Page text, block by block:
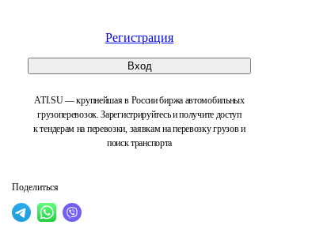
Регистрация
Вход
ATI.SU — крупнейшая в России биржа автомобильных
грузоперевозок. Зарегистрируйтесь и получите доступ
к тендерам на перевозки, заявкам на перевозку грузов и
поиск транспорта
Поделиться